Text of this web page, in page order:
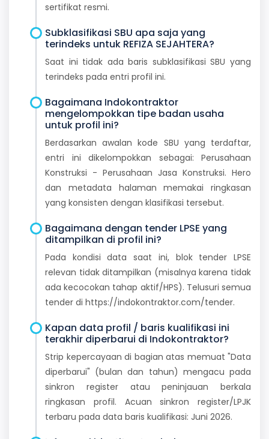
sertifikat resmi.
Subklasifikasi SBU apa saja yang
terindeks untuk REFIZA SEJAHTERA?
Saat ini tidak ada baris subklasifikasi SBU yang
terindeks pada entri profil ini.
Bagaimana Indokontraktor
mengelompokkan tipe badan usaha
untuk profil ini?
Berdasarkan awalan kode SBU yang terdaftar,
entri ini dikelompokkan sebagai: Perusahaan
Konstruksi - Perusahaan Jasa Konstruksi. Hero
dan metadata halaman memakai ringkasan
yang konsisten dengan klasifikasi tersebut.
Bagaimana dengan tender LPSE yang
ditampilkan di profil ini?
Pada kondisi data saat ini, blok tender LPSE
relevan tidak ditampilkan (misalnya karena tidak
ada kecocokan tahap aktif/HPS). Telusuri semua
tender di https://indokontraktor.com/tender.
Kapan data profil / baris kualifikasi ini
terakhir diperbarui di Indokontraktor?
Strip kepercayaan di bagian atas memuat "Data
diperbarui" (bulan dan tahun) mengacu pada
sinkron register atau peninjauan berkala
ringkasan profil. Acuan sinkron register/LPJK
terbaru pada data baris kualifikasi: Juni 2026.